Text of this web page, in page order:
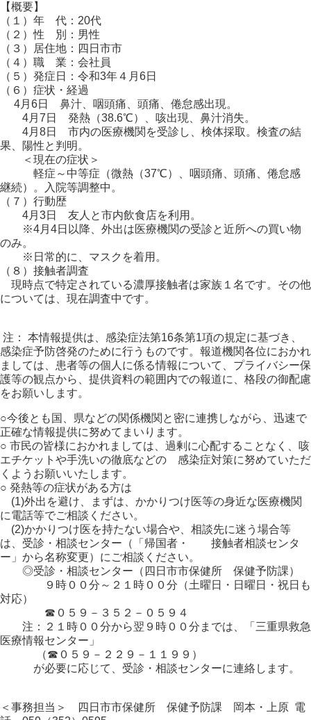
【概要】
（１）年 代：20代
（２）性 別：男性
（３）居住地：四日市市
（４）職 業：会社員
（５）発症日：令和3年４月6日
（６）症状・経過
4月6日 鼻汁、咽頭痛、頭痛、倦怠感出現。
4月7日 発熱（38.6℃）、咳出現、鼻汁消失。
4月8日 市内の医療機関を受診し、検体採取。検査の結
果、陽性と判明。
＜現在の症状＞
軽症～中等症（微熱（37℃）、咽頭痛、頭痛、倦怠感
継続）。入院等調整中。
（７）行動歴
4月3日 友人と市内飲食店を利用。
※4月4日以降、外出は医療機関の受診と近所への買い物
のみ。
※日常的に、マスクを着用。
（８）接触者調査
現時点で特定されている濃厚接触者は家族１名です。その他
については、現在調査中です。
注： 本情報提供は、感染症法第16条第1項の規定に基づき、
感染症予防啓発のために行うものです。報道機関各位におかれ
ましては、患者等の個人に係る情報について、プライバシー保
護等の観点から、提供資料の範囲内での報道に、格段の御配慮
をお願いします。
○今後とも国、県などの関係機関と密に連携しながら、迅速で
正確な情報提供に努めてまいります。
○ 市民の皆様におかれましては、過剰に心配することなく、咳
エチケットや手洗いの徹底などの 感染症対策に努めていただ
くようお願いいたします。
○ 発熱等の症状がある方は
(1)外出を避け、まずは、かかりつけ医等の身近な医療機関
に電話等でご相談ください。
(2)かかりつけ医を持たない場合や、相談先に迷う場合等
は、受診・相談センター（「帰国者・ 接触者相談センタ
ー」から名称変更）にご相談ください。
◎受診・相談センター（四日市市保健所 保健予防課）
９時００分～２１時００分（土曜日・日曜日・祝日も
対応）
☎０５９－３５２－０５９４
注：２１時００分から翌９時００分までは、「三重県救急
医療情報センター」
（☎０５９－２２９－１１９９）
が必要に応じて、受診・相談センターに連絡します。
＜事務担当＞ 四日市市保健所 保健予防課 岡本・上原 電